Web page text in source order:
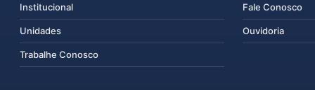
Institucional
Unidades
Trabalhe Conosco
Fale Conosco
Ouvidoria